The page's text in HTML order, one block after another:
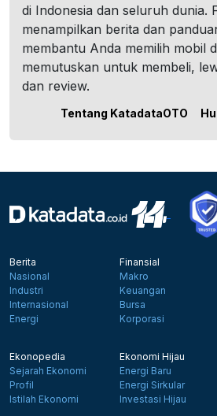
di Indonesia dan seluruh dunia.
menampilkan berita dan
membantu Anda memilih mobil
memutuskan untuk membeli,
dan review.
Tentang KatadataOTO
Berita
Nasional
Industri
Internasional
Energi
Finansial
Makro
Keuangan
Bursa
Korporasi
Ekonopedia
Sejarah Ekonomi
Profil
Istilah Ekonomi
Ekonomi Hijau
Energi Baru
Energi Sirkular
Investasi Hijau